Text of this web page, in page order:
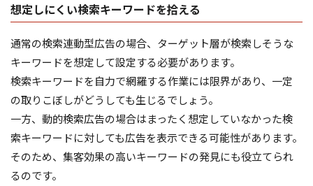
想定しにくい検索キーワードを拾える
通常の検索連動型広告の場合、ターゲット層が検索しそうな
キーワードを想定して設定する必要があります。
検索キーワードを自力で網羅する作業には限界があり、一定
の取りこぼしがどうしても生じるでしょう。
一方、動的検索広告の場合はまったく想定していなかった検
索キーワードに対しても広告を表示できる可能性があります。
そのため、集客効果の高いキーワードの発見にも役立てられ
るのです。